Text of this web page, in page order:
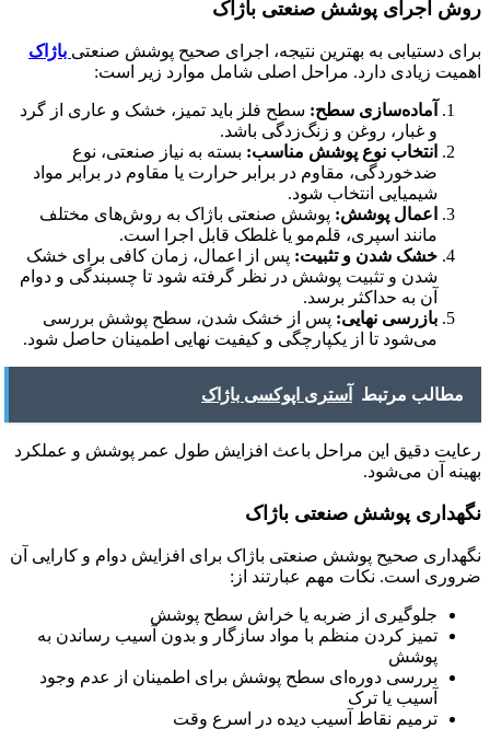
روش اجرای پوشش صنعتی باژاک
برای دستیابی به بهترین نتیجه، اجرای صحیح پوشش صنعتی باژاک
اهمیت زیادی دارد. مراحل اصلی شامل موارد زیر است:
آماده‌سازی سطح: سطح فلز باید تمیز، خشک و عاری از گرد
و غبار، روغن و زنگ‌زدگی باشد.
انتخاب نوع پوشش مناسب: بسته به نیاز صنعتی، نوع
ضدخوردگی، مقاوم در برابر حرارت یا مقاوم در برابر مواد
شیمیایی انتخاب شود.
اعمال پوشش: پوشش صنعتی باژاک به روش‌های مختلف
مانند اسپری، قلم‌مو یا غلطک قابل اجرا است.
خشک شدن و تثبیت: پس از اعمال، زمان کافی برای خشک
شدن و تثبیت پوشش در نظر گرفته شود تا چسبندگی و دوام
آن به حداکثر برسد.
بازرسی نهایی: پس از خشک شدن، سطح پوشش بررسی
می‌شود تا از یکپارچگی و کیفیت نهایی اطمینان حاصل شود.
مطالب مرتبط آستری اپوکسی باژاک
رعایت دقیق این مراحل باعث افزایش طول عمر پوشش و عملکرد
بهینه آن می‌شود.
نگهداری پوشش صنعتی باژاک
نگهداری صحیح پوشش صنعتی باژاک برای افزایش دوام و کارایی آن
ضروری است. نکات مهم عبارتند از:
جلوگیری از ضربه یا خراش سطح پوشش
تمیز کردن منظم با مواد سازگار و بدون آسیب رساندن به
پوشش
بررسی دوره‌ای سطح پوشش برای اطمینان از عدم وجود
آسیب یا ترک
ترمیم نقاط آسیب دیده در اسرع وقت